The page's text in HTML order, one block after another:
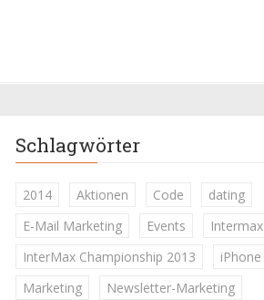
Schlagwörter
2014 Aktionen Code
dating
E-Mail Marketing
Events
Intermax
InterMax Championship 2013
iPhone
Marketing
Newsletter-Marketing